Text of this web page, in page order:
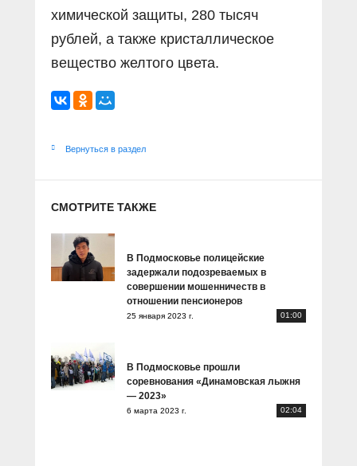
химической защиты, 280 тысяч
рублей, а также кристаллическое
вещество желтого цвета.
Вернуться в раздел
СМОТРИТЕ ТАКЖЕ
В Подмосковье полицейские
задержали подозреваемых в
совершении мошенничеств в
отношении пенсионеров
25 января 2023 г. 01:00
В Подмосковье прошли
соревнования «Динамовская лыжня
— 2023»
6 марта 2023 г. 02:04